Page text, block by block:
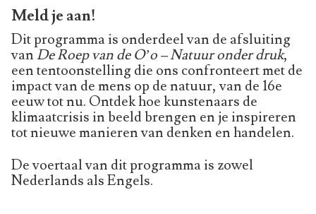
Meld je aan!
Dit programma is onderdeel van de afsluiting
vanDe Roep van de O’o – Natuur onder druk,
een tentoonstelling die ons confronteert met de
impact van de mens op de natuur, van de 16e
eeuw tot nu. Ontdek hoe kunstenaars de
klimaatcrisis in beeld brengen en je inspireren
tot nieuwe manieren van denken en handelen.
De voertaal van dit programma is zowel
Nederlands als Engels.